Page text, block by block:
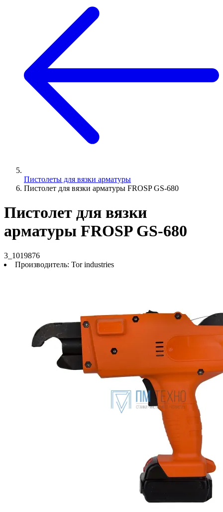
Пистолеты для вязки арматуры
Пистолет для вязки арматуры FROSP GS-680
Пистолет для вязки
арматуры FROSP GS-680
3_1019876
Производитель: Tor industries